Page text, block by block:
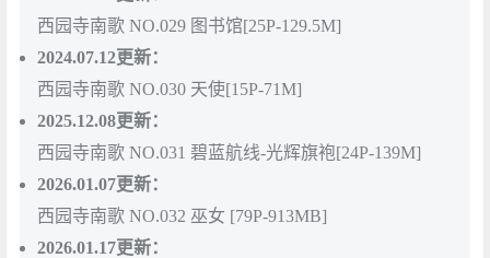
西园寺南歌 NO.029 图书馆[25P-129.5M]
2024.07.12更新：
西园寺南歌 NO.030 天使[15P-71M]
2025.12.08更新：
西园寺南歌 NO.031 碧蓝航线-光辉旗袍[24P-139M]
2026.01.07更新：
西园寺南歌 NO.032 巫女 [79P-913MB]
2026.01.17更新：